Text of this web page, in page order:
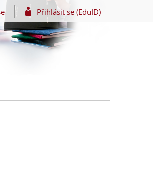
Přihlásit se (EduID)